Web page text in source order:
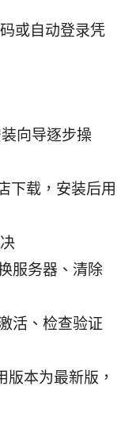
或自动登录凭
向导逐步操
下载，安装后用
服务器、清除
活、检查验证
版本为最新版，